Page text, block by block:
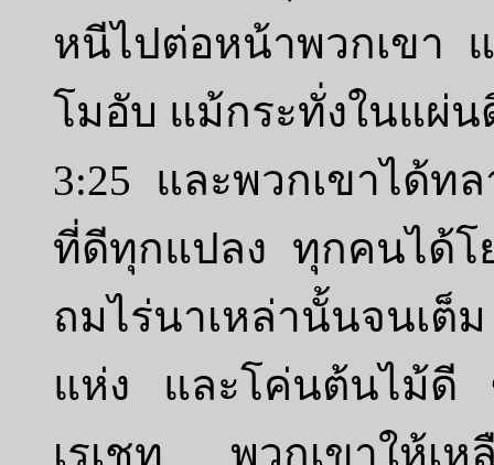
หนีไปต่อหน้าพวกเขา
โมอับ แม้กระทั่งในแผ่
3:25 และพวกเขาได้ท
ที่ดีทุกแปลง ทุกคนได้โ
ถมไร่นาเหล่านั้นจนเ
แห่ง และโค่นต้นไม้ดี
เรเชท พวกเขาให้เห